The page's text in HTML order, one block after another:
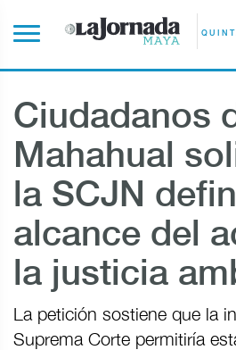
Ciudadanos
Mahahual
la SCJN
alcance del
la justicia
La petición sostiene que la
Suprema Corte permitiría